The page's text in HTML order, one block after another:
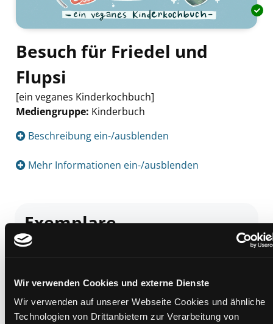
Wir verwenden Cookies und externe Dienste
Wir verwenden auf unserer Webseite Cookies und ähnliche
Technologien von Drittanbietern zur Verarbeitung von
Besuch für Friedel und
Flupsi
[ein veganes Kinderkochbuch]
Mediengruppe: Kinderbuch
Beschreibung ein-/ausblenden
Mehr Informationen ein-/ausblenden
Exemplare
Zweigstelle:
Standort 2:Ausleihe
Status:Verfügbar
Vorbestellungen:0